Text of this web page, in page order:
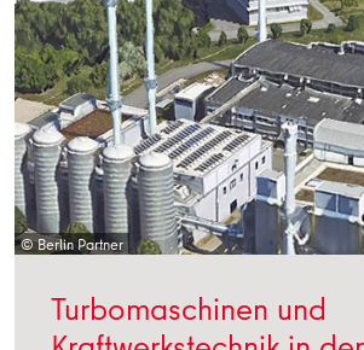
© Berlin Partner
Turbomaschinen und